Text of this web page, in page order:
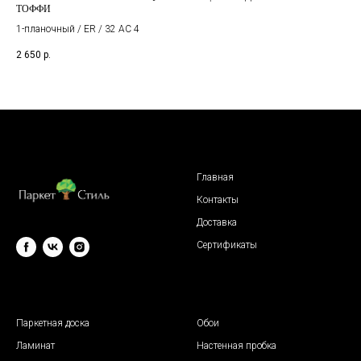
ТОФФИ
1-планочный / ER / 32 AC 4
2 650 р.
Главная
Контакты
Доставка
Сертификаты
Паркетная доска
Ламинат
Обои
Настенная пробка